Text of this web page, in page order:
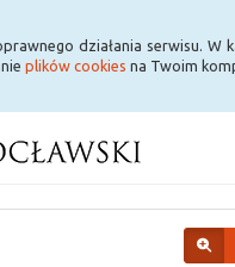
działania serwisu. W
plików cookies na Twoim